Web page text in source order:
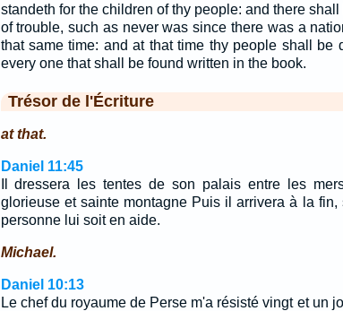
standeth for the children of thy people: and there shall
of trouble, such as never was since there was a
that same time: and at that time thy people shall be
every one that shall be found written in the book.
Trésor de l'Écriture
at that.
Daniel 11:45
Il dressera les tentes de son palais entre les
glorieuse et sainte montagne Puis il arrivera à la fin,
personne lui soit en aide.
Michael.
Daniel 10:13
Le chef du royaume de Perse m'a résisté vingt et un